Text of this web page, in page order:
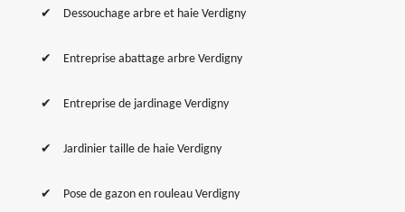
Dessouchage arbre et haie Verdigny
Entreprise abattage arbre Verdigny
Entreprise de jardinage Verdigny
Jardinier taille de haie Verdigny
Pose de gazon en rouleau Verdigny